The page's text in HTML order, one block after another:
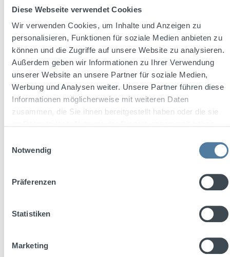
Diese Webseite verwendet Cookies
Wir verwenden Cookies, um Inhalte und Anzeigen zu
personalisieren, Funktionen für soziale Medien anbieten zu
können und die Zugriffe auf unsere Website zu analysieren.
Außerdem geben wir Informationen zu Ihrer Verwendung
unserer Website an unsere Partner für soziale Medien,
Werbung und Analysen weiter. Unsere Partner führen diese
Informationen möglicherweise mit weiteren Daten
zusammen, die Sie ihnen bereitgestellt haben oder die sie
Notwendig
Präferenzen
Statistiken
Marketing
Durchschnittliche Bewertung von 4.7 von 5 Sternen
Kloster Kräuter 1l 30,5% Vol.